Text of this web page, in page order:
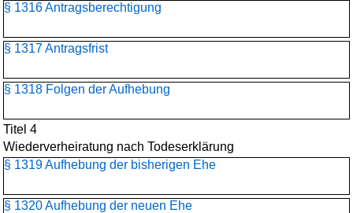
§ 1316 Antragsberechtigung
§ 1317 Antragsfrist
§ 1318 Folgen der Aufhebung
Titel 4
Wiederverheiratung nach Todeserklärung
§ 1319 Aufhebung der bisherigen Ehe
§ 1320 Aufhebung der neuen Ehe